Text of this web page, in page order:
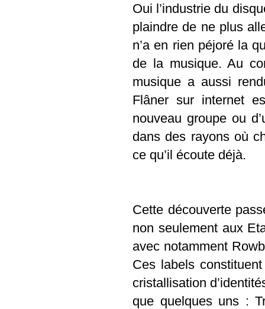
Oui l’industrie du
plaindre de ne plus
n’a en rien péjoré la
de la musique. Au
musique a aussi
Flâner sur internet
nouveau groupe ou
dans des rayons où
ce qu’il écoute déjà.
Cette découverte
non seulement aux
avec notamment
Ces labels
cristallisation
que quelques uns :